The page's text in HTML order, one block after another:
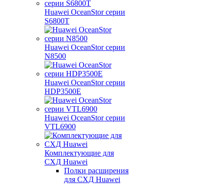
Huawei OceanStor серии
S6800T
Huawei OceanStor серии
N8500
Huawei OceanStor серии
HDP3500E
Huawei OceanStor серии
VTL6900
Комплектующие для
СХД Huawei
Полки расширения
для СХД Huawei